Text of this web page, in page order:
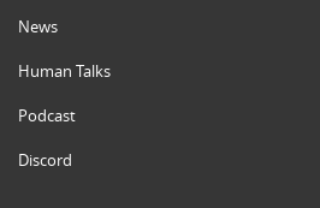
News
Human Talks
Podcast
Discord